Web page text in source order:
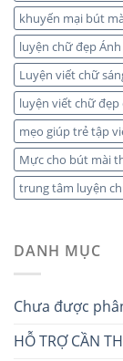
khuyến mại bút
luyện chữ đẹp
Luyện viết chữ
luyện viết chữ đẹp
mẹo giúp trẻ tập
Mực cho bút mài
trung tâm luyện
DANH MỤC
Chưa được
HỖ TRỢ CẦN